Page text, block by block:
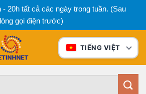
20h tất cả các ngày trong tuần. (Sau
gọi điện trước)
TIẾNG VIỆT